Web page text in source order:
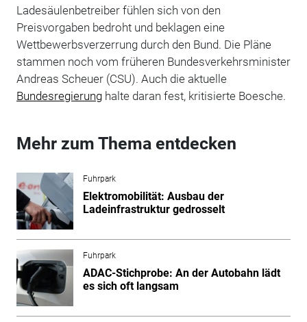
Ladesäulenbetreiber fühlen sich von den
Preisvorgaben bedroht und beklagen eine
Wettbewerbsverzerrung durch den Bund. Die Pläne
stammen noch vom früheren Bundesverkehrsminister
Andreas Scheuer (CSU). Auch die aktuelle
Bundesregierunghalte daran fest, kritisierte Boesche.
Mehr zum Thema entdecken
Fuhrpark
Elektromobilität: Ausbau der
Ladeinfrastruktur gedrosselt
Fuhrpark
ADAC-Stichprobe: An der Autobahn lädt
es sich oft langsam